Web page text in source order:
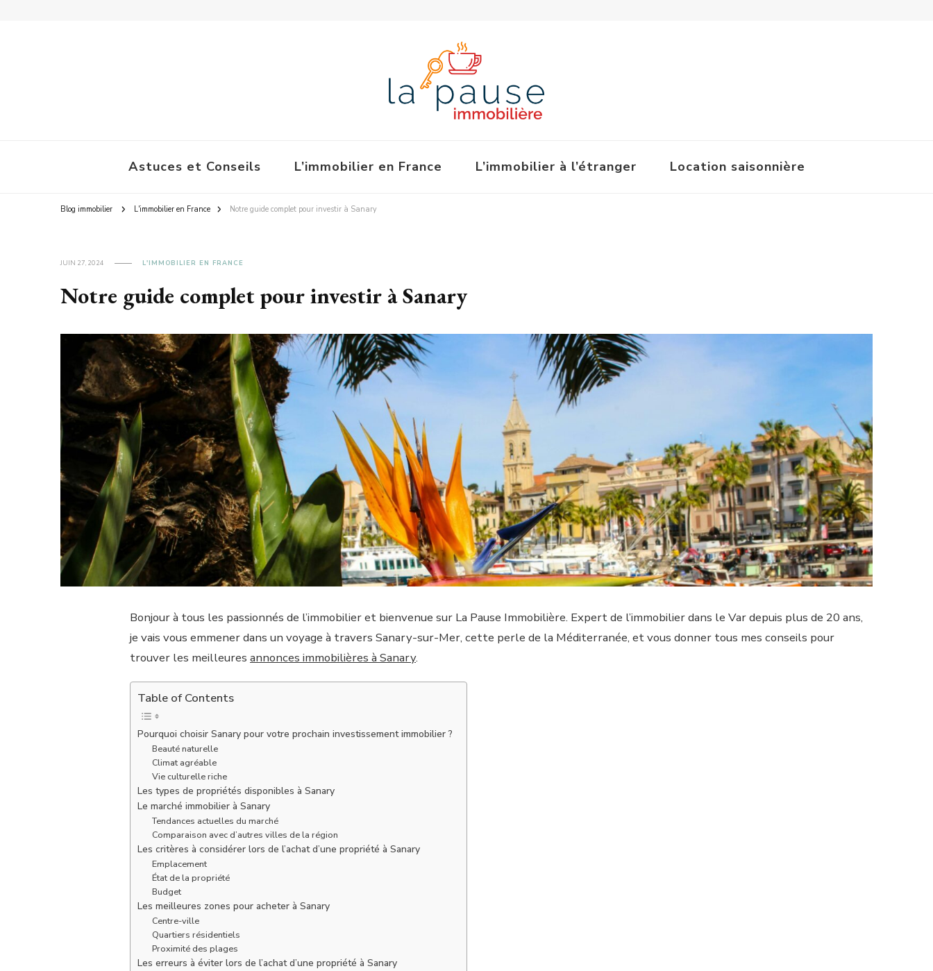
Astuces et Conseils L’immobilier en France L’immobilier à l’étranger Location saisonnière
Blog immobilier L'immobilier en France Notre guide complet pour investir à Sanary
JUIN 27, 2024 L'IMMOBILIER EN FRANCE
Notre guide complet pour investir à Sanary
Bonjour à tous les passionnés de l’immobilier et bienvenue sur La Pause Immobilière. Expert de l’immobilier dans le Var depuis plus de 20 ans,
je vais vous emmener dans un voyage à travers Sanary-sur-Mer, cette perle de la Méditerranée, et vous donner tous mes conseils pour
trouver les meilleures annonces immobilières à Sanary.
Table of Contents
Pourquoi choisir Sanary pour votre prochain investissement immobilier ?
Beauté naturelle
Climat agréable
Vie culturelle riche
Les types de propriétés disponibles à Sanary
Le marché immobilier à Sanary
Tendances actuelles du marché
Comparaison avec d’autres villes de la région
Les critères à considérer lors de l’achat d’une propriété à Sanary
Emplacement
État de la propriété
Budget
Les meilleures zones pour acheter à Sanary
Centre-ville
Quartiers résidentiels
Proximité des plages
Les erreurs à éviter lors de l’achat d’une propriété à Sanary